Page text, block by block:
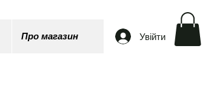
Про магазин Увійти